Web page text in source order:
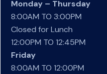
Monday – Thursday
8:00AM TO 3:00PM
Closed for Lunch
12:00PM TO 12:45PM
Friday
8:00AM TO 12:00PM